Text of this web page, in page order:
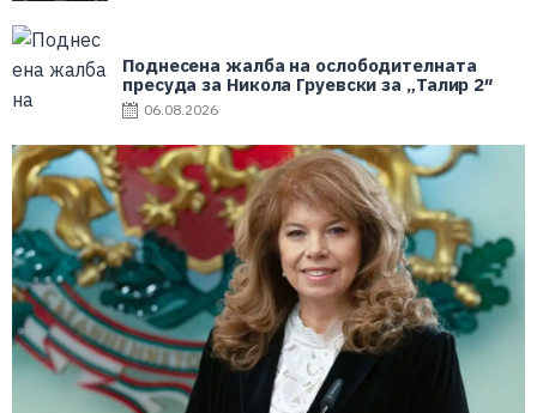
Поднесена жалба на ослободителната
пресуда за Никола Груевски за „Талир 2″
06.08.2026